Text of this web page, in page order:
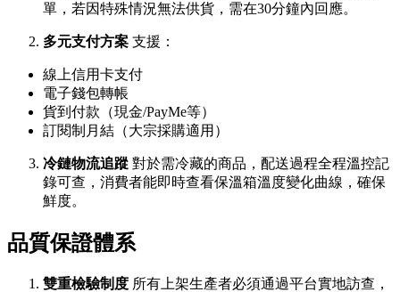
單，若因特殊情況無法供貨，需在30分鐘內回應。
多元支付方案 支援：
線上信用卡支付
電子錢包轉帳
貨到付款（現金/PayMe等）
訂閱制月結（大宗採購適用）
冷鏈物流追蹤 對於需冷藏的商品，配送過程全程溫控記
錄可查，消費者能即時查看保溫箱溫度變化曲線，確保
鮮度。
品質保證體系
雙重檢驗制度 所有上架生產者必須通過平台實地訪查，